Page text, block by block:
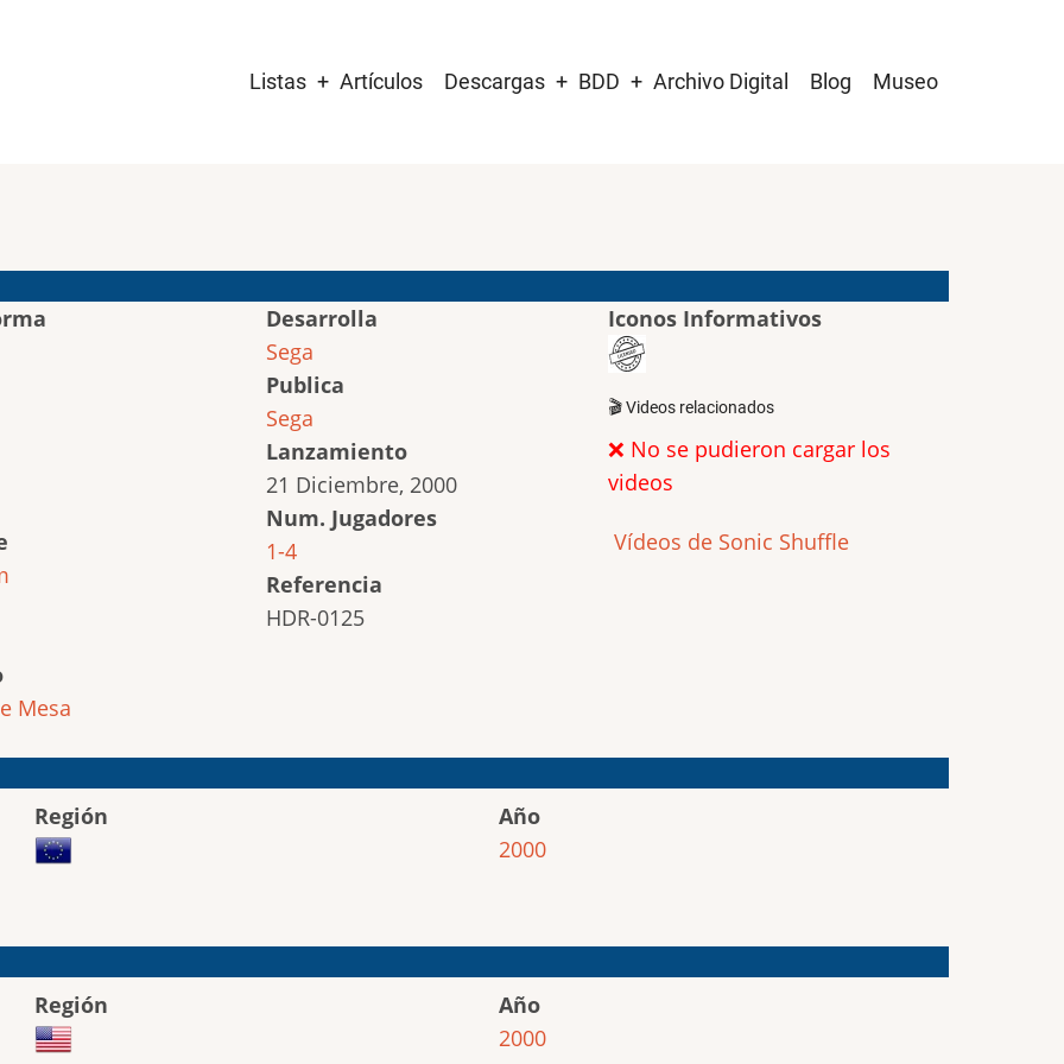
navigation
Listas Artículos Descargas BDD Archivo Digital Blog Museo
Mesa
Desarrolla
Sega
Publica
Sega
Lanzamiento
21 Diciembre, 2000
Num. Jugadores
1-4
Referencia
HDR-0125
Iconos Informativos
🎬 Videos relacionados
❌ No se pudieron cargar los
videos
Vídeos de Sonic Shuffle
Región
Año
2000
Región
Año
2000